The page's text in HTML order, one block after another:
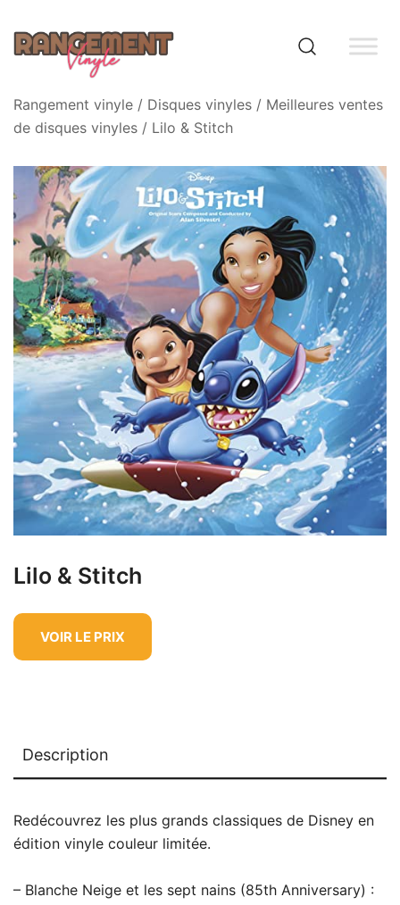
content
Rangement vinyle
Rangement vinyle / Disques vinyles / Meilleures ventes
de disques vinyles / Lilo & Stitch
Lilo & Stitch
VOIR LE PRIX
Description
Redécouvrez les plus grands classiques de Disney en
édition vinyle couleur limitée.
– Blanche Neige et les sept nains (85th Anniversary) :